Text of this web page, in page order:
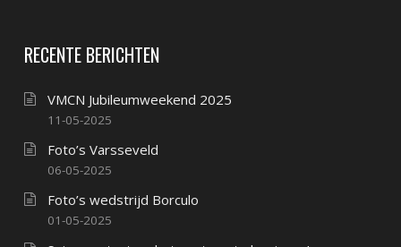
RECENTE BERICHTEN
VMCN Jubileumweekend 2025
11-05-2025
Foto’s Varsseveld
06-05-2025
Foto’s wedstrijd Borculo
01-05-2025